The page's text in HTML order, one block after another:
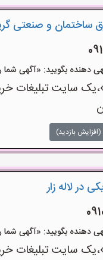
ساختمان و صنعتی
بگویید: «آگهی شما را در
سایت تبلیغات
بازدید)
در لاله زار
بگویید: «آگهی شما را در
سایت تبلیغات